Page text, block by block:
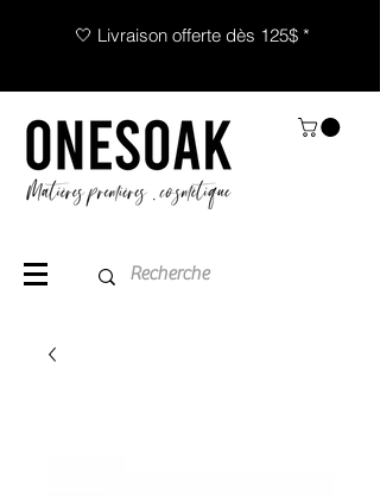
🤍 Livraison offerte dès 125$ *